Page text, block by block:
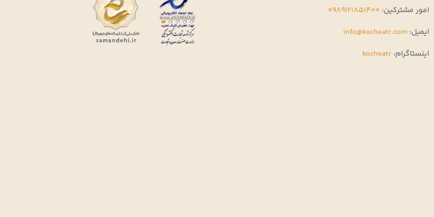
امور مشترکین: 0989121851400
ایمیل: info@kocheatr.com
اینستاگرام: kocheatr